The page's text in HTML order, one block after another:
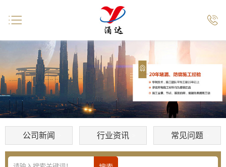
公司新闻 行业资讯 常见问题
 